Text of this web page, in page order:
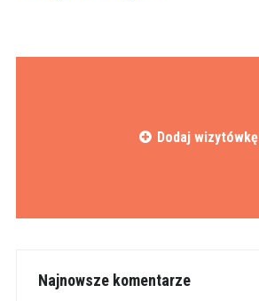
Dodaj wizytówkę
Najnowsze komentarze